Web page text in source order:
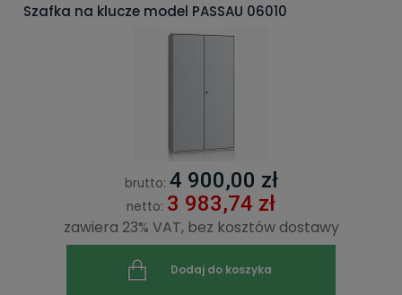
Szafka na klucze model PASSAU 06010
brutto: 4 900,00 zł
netto: 3 983,74 zł
zawiera 23% VAT, bez kosztów dostawy
Dodaj do koszyka